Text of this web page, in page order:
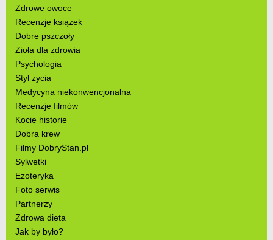
Zdrowe owoce
Recenzje książek
Dobre pszczoły
Zioła dla zdrowia
Psychologia
Styl życia
Medycyna niekonwencjonalna
Recenzje filmów
Kocie historie
Dobra krew
Filmy DobryStan.pl
Sylwetki
Ezoteryka
Foto serwis
Partnerzy
Zdrowa dieta
Jak by było?